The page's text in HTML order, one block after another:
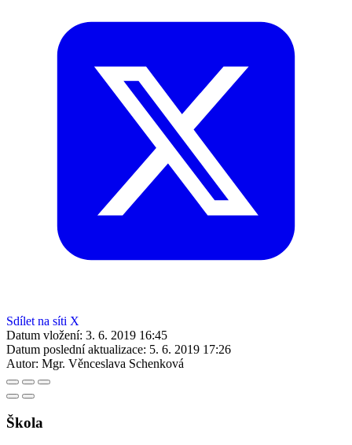
Sdílet na síti X
Datum vložení: 3. 6. 2019 16:45
Datum poslední aktualizace: 5. 6. 2019 17:26
Autor: Mgr. Věnceslava Schenková
Škola